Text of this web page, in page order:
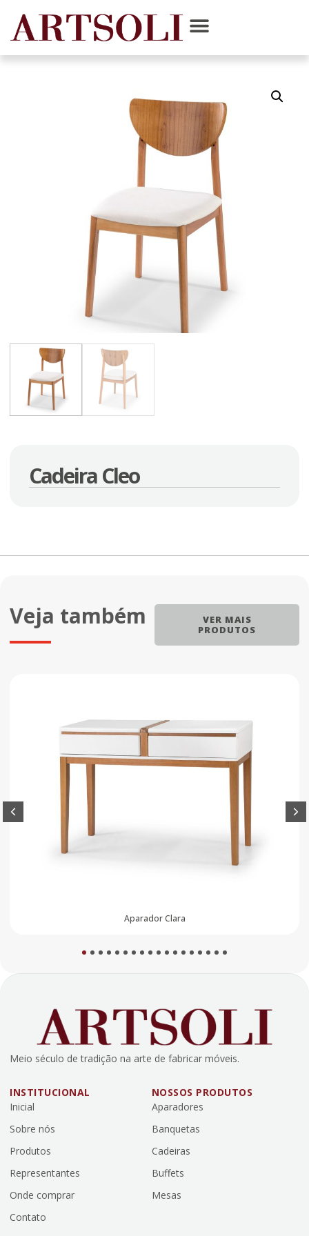
Cadeira Cleo
Veja também
VER MAIS
PRODUTOS
5 6 7 8 9 101112131415161718
Meio século de tradição na arte de fabricar móveis.
INSTITUCIONAL
Inicial
Sobre nós
Produtos
Representantes
Onde comprar
Contato
NOSSOS PRODUTOS
Aparadores
Banquetas
Cadeiras
Buffets
Mesas